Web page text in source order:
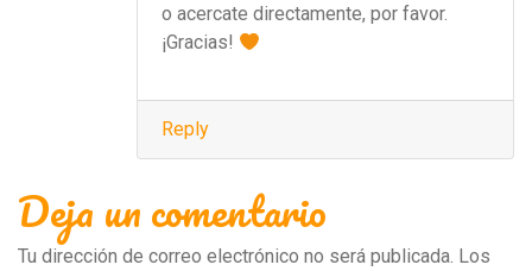
o acercate directamente, por favor.
¡Gracias!
Reply
Deja un comentario
Tu dirección de correo electrónico no será publicada. Los